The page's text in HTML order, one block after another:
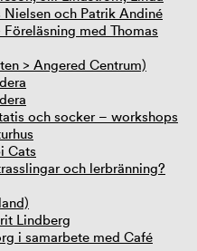
och Patrik Andiné
med Thomas
> Angered Centrum)
och socker – workshops
Cats
och lerbränning?
Lindberg
i samarbete med Café